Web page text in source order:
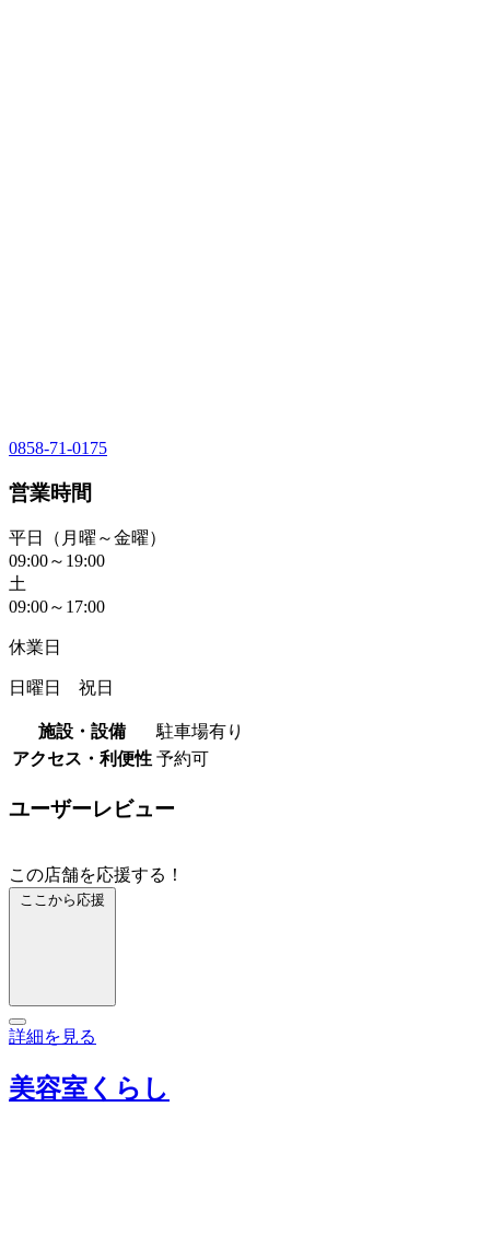
0858-71-0175
営業時間
平日（月曜～金曜）
09:00～19:00
土
09:00～17:00
休業日
日曜日 祝日
施設・設備
駐車場有り
アクセス・利便性 予約可
ユーザーレビュー
この店舗を応援する！
ここから応援
詳細を見る
美容室くらし